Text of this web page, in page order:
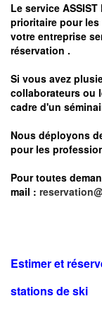
Le service ASSIST
prioritaire pour
votre entreprise
réservation .
Si vous avez
collaborateurs ou
cadre d'un
Nous déployons
pour les
Pour toutes
mail :
Estimer et
stations de ski